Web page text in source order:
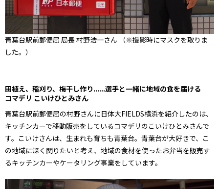
青葉台駅前郵便局 局長 村野浩一さん （※撮影時にマスクを取りま
した。）
田植え、稲刈り、梅干し作り......選手と一緒に地域の食を届ける
コマデリ こいけひとみさん
青葉台駅前郵便局の村野さんに日体大FIELDS横浜を紹介したのは、
キッチンカーで移動販売をしているコマデリのこいけひとみさんで
す。こいけさんは、生まれも育ちも青葉台。青葉台が大好きで、こ
の地域に深く関りたいと考え、地域の食材を使ったお弁当を販売す
るキッチンカーやケータリング事業をしています。